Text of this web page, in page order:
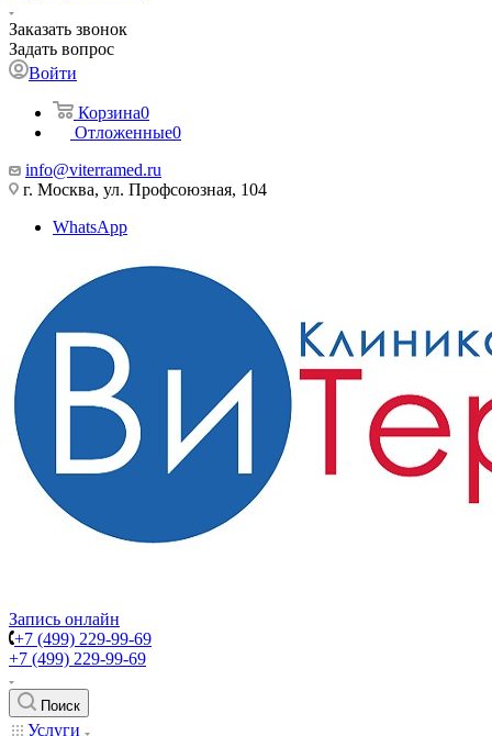
Заказать звонок
Задать вопрос
Войти
Корзина0
Отложенные0
info@viterramed.ru
г. Москва, ул. Профсоюзная, 104
WhatsApp
Запись онлайн
+7 (499) 229-99-69
+7 (499) 229-99-69
Поиск
Услуги